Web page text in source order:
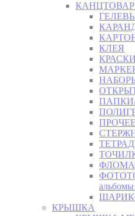
КЛЕЯ
КРАСКИ
ПРОЧЕЕ
КРЫШКА